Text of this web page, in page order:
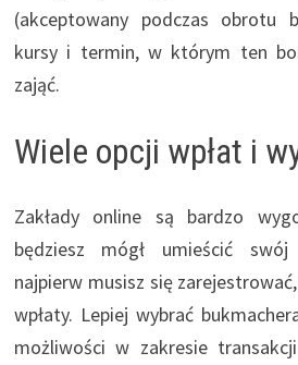
(akceptowany podczas obrotu
kursy i termin, w którym ten
zająć.
Wiele opcji wpłat i
Zakłady online są bardzo
będziesz mógł umieścić
najpierw musisz się
wpłaty. Lepiej wybrać
możliwości w zakresie